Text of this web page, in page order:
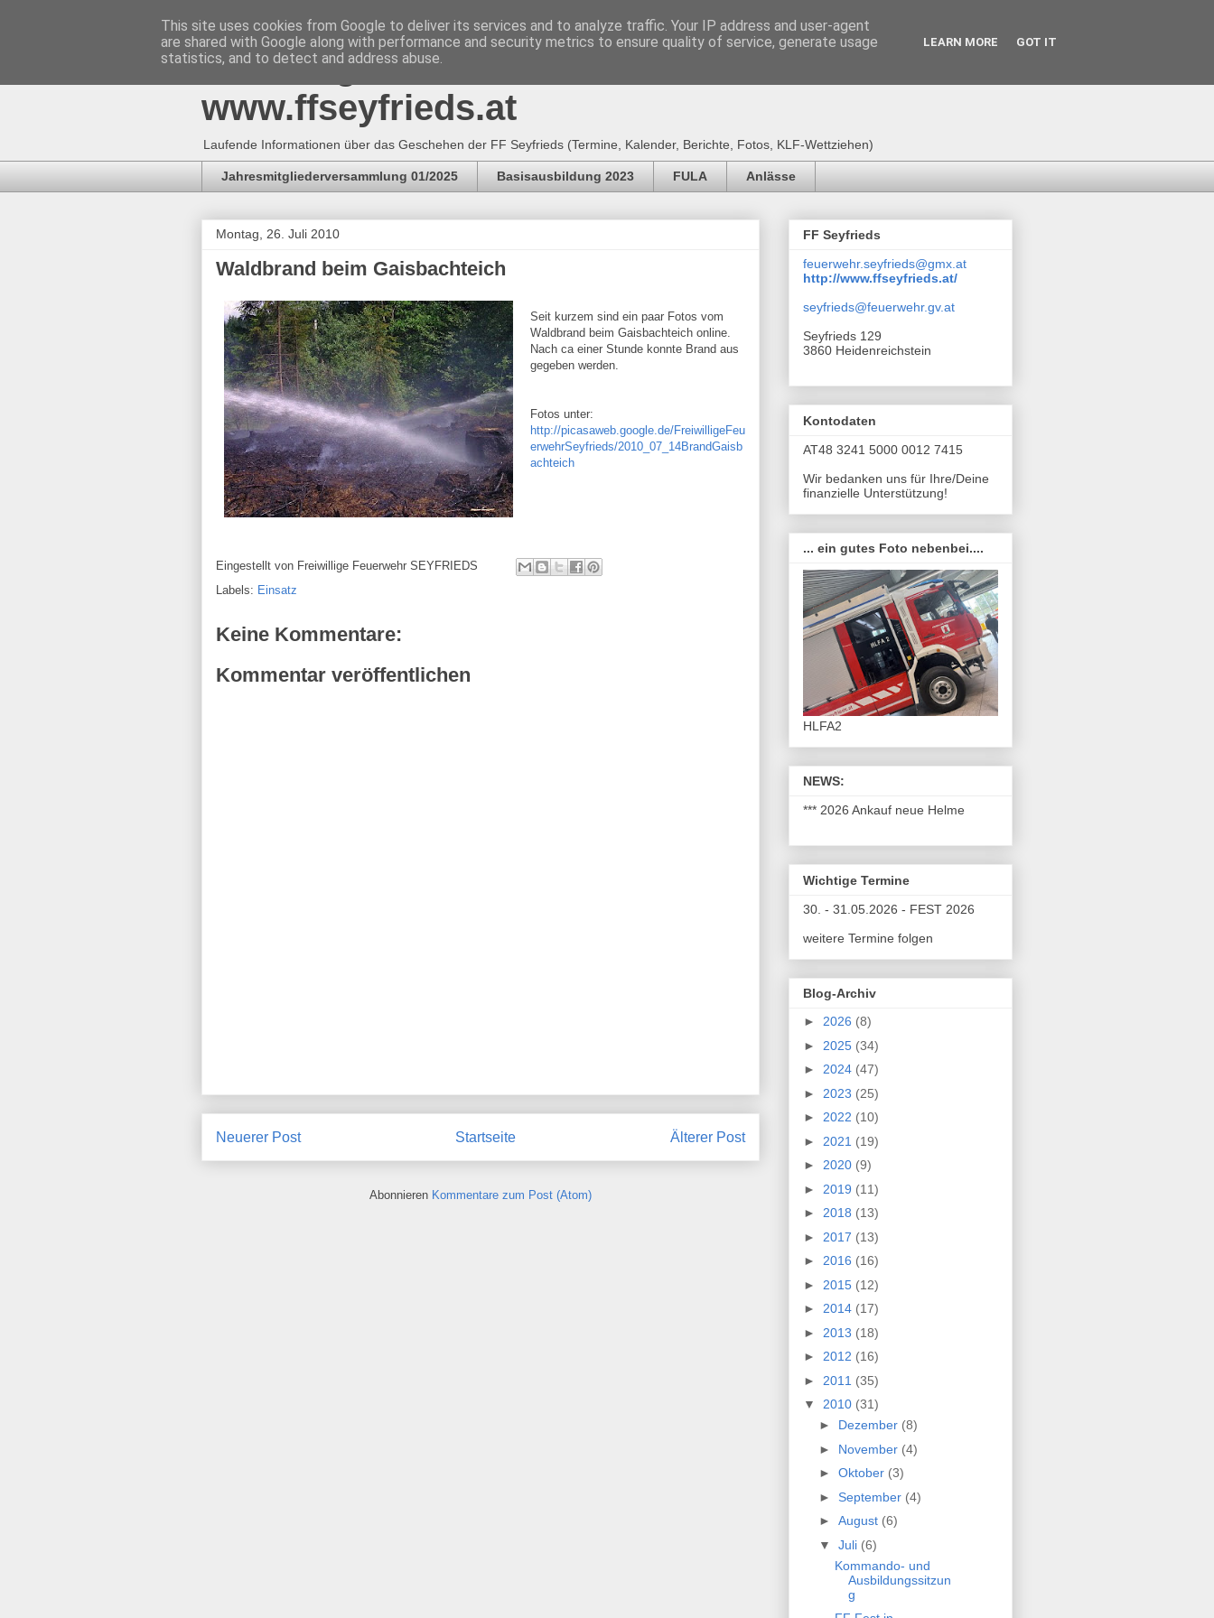
Freiwillige Feuerwehr SEYFRIEDS
www.ffseyfrieds.at
Laufende Informationen über das Geschehen der FF Seyfrieds (Termine, Kalender, Berichte, Fotos, KLF-Wettziehen)
Jahresmitgliederversammlung 01/2025 Basisausbildung 2023 FULA Anlässe
Montag, 26. Juli 2010
Waldbrand beim Gaisbachteich
Seit kurzem sind ein paar Fotos vom
Waldbrand beim Gaisbachteich online.
Nach ca einer Stunde konnte Brand aus
gegeben werden.
Fotos unter:
http://picasaweb.google.de/FreiwilligeFeu
erwehrSeyfrieds/2010_07_14BrandGaisb
achteich
Eingestellt von Freiwillige Feuerwehr SEYFRIEDS
Labels: Einsatz
Keine Kommentare:
Kommentar veröffentlichen
Neuerer Post Älterer Post
Startseite
Abonnieren Kommentare zum Post (Atom)
FF Seyfrieds
feuerwehr.seyfrieds@gmx.at
http://www.ffseyfrieds.at/
seyfrieds@feuerwehr.gv.at
Seyfrieds 129
3860 Heidenreichstein
Kontodaten
AT48 3241 5000 0012 7415
Wir bedanken uns für Ihre/Deine
finanzielle Unterstützung!
... ein gutes Foto nebenbei....
HLFA2
NEWS:
*** 2026 Ankauf neue Helme
Wichtige Termine
30. - 31.05.2026 - FEST 2026
weitere Termine folgen
Blog-Archiv
► 2026 (8)
► 2025 (34)
► 2024 (47)
► 2023 (25)
► 2022 (10)
► 2021 (19)
► 2020 (9)
► 2019 (11)
► 2018 (13)
► 2017 (13)
► 2016 (16)
► 2015 (12)
► 2014 (17)
► 2013 (18)
► 2012 (16)
► 2011 (35)
▼ 2010 (31)
► Dezember (8)
► November (4)
► Oktober (3)
► September (4)
► August (6)
▼ Juli (6)
Kommando- und
Ausbildungssitzun
g
This site uses cookies from Google to deliver its services and to analyze traffic. Your IP address and user-agent
are shared with Google along with performance and security metrics to ensure quality of service, generate usage
statistics, and to detect and address abuse.
LEARN MORE GOT IT